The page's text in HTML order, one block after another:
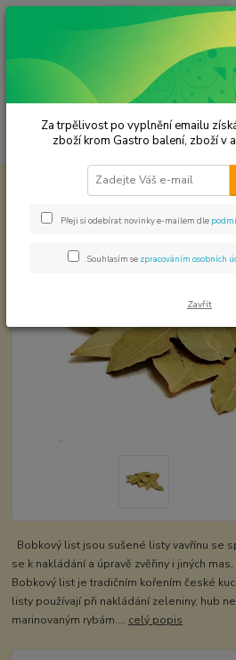
KOŘENÍ JEDNODRUHOVÉ
Bobkový list - celý
Bobkový list jsou sušené listy vavřínu se
se k nakládání a úpravě zvěřiny i jiných
Bobkový list je tradičním kořením české
listy používají při nakládání zeleniny, hub
marinovaným rybám.... celý popis
Za trpělivost po vyplnění emailu
zboží krom Gastro balení, zboží v
Přeji si odebírat novinky e-mailem dle
Souhlasím se zpracováním osobních
Zavřít